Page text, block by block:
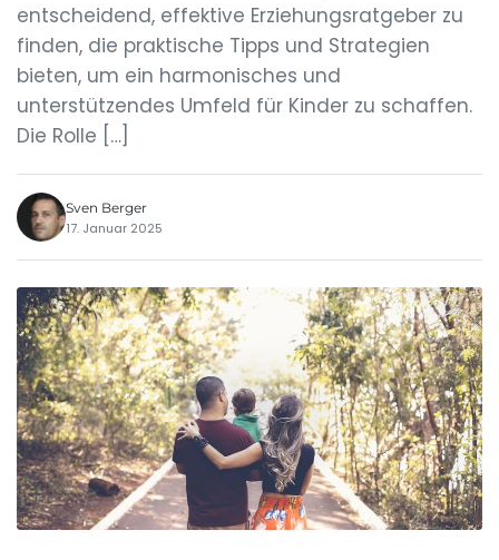
entscheidend, effektive Erziehungsratgeber zu
finden, die praktische Tipps und Strategien
bieten, um ein harmonisches und
unterstützendes Umfeld für Kinder zu schaffen.
Die Rolle […]
Sven Berger
17. Januar 2025